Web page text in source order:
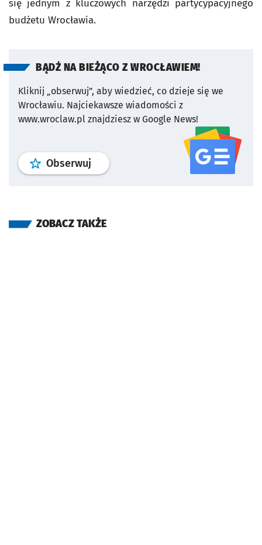
się jednym z kluczowych narzędzi partycypacyjnego
budżetu Wrocławia.
BĄDŹ NA BIEŻĄCO Z WROCŁAWIEM!
Kliknij „obserwuj”, aby wiedzieć, co dzieje się we
Wrocławiu. Najciekawsze wiadomości z
www.wroclaw.pl znajdziesz w Google News!
Obserwuj profil serwisu
ZOBACZ TAKŻE